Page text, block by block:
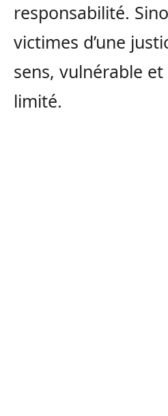
responsabilité.
victimes d’une
sens, vulnérable
limité.